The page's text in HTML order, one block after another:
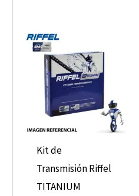
Kit de
Transmisión Riffel
TITANIUM